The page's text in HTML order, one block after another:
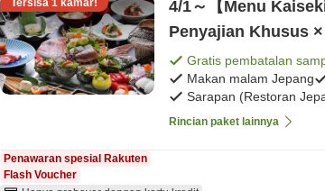
4/1～【Menu
Penyajian Khusus
Domestik
Jepang] [Sarapan
Gratis pembatalan
Makan malam Jepang
Sarapan (Restoran
Rincian paket lainnya
Penawaran spesial Rakuten
Flash Voucher